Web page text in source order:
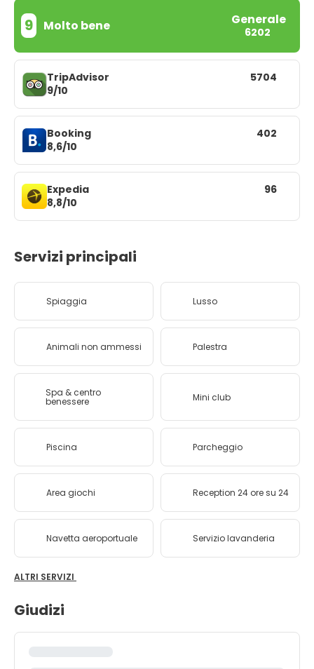
9 Molto bene Generale
6202
TripAdvisor
9/10
5704
Booking
8,6/10
402
Expedia
8,8/10
96
Servizi principali
Spiaggia Lusso
Animali non ammessi Palestra
Spa & centro
benessere Mini club
Piscina Parcheggio
Area giochi Reception 24 ore su 24
Navetta aeroportuale Servizio lavanderia
ALTRI SERVIZI
Giudizi